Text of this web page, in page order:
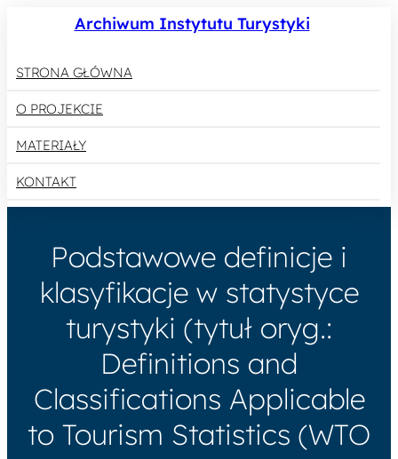
Archiwum Instytutu Turystyki
STRONA GŁÓWNA
O PROJEKCIE
MATERIAŁY
KONTAKT
Podstawowe definicje i
klasyfikacje w statystyce
turystyki (tytuł oryg.:
Definitions and
Classifications Applicable
to Tourism Statistics (WTO